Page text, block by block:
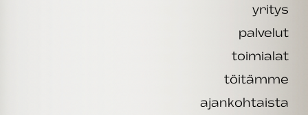
yritys
palvelut
toimialat
töitämme
ajankohtaista